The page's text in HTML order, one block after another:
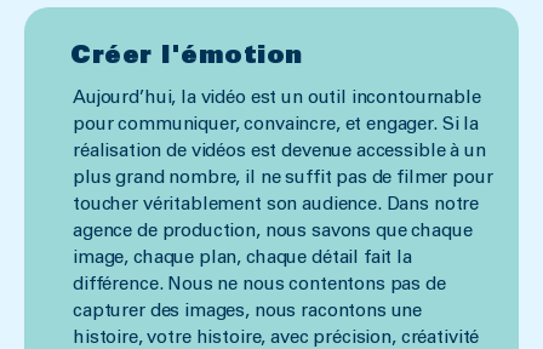
Créer l'émotion
Aujourd’hui, la vidéo est un outil incontournable
pour communiquer, convaincre, et engager. Si la
réalisation de vidéos est devenue accessible à un
plus grand nombre, il ne suffit pas de filmer pour
toucher véritablement son audience. Dans notre
agence de production, nous savons que chaque
image, chaque plan, chaque détail fait la
différence. Nous ne nous contentons pas de
capturer des images, nous racontons une
histoire, votre histoire, avec précision, créativité